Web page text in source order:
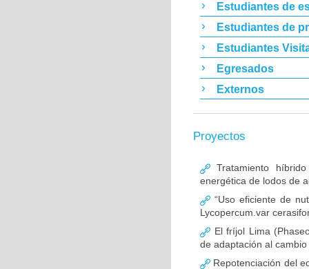
Estudiantes de
Estudiantes de
Estudiantes
Egresados
Externos
Proyectos
Tratamiento
energética de lodos de
“Uso eficiente de
Lycopercum.var
El fríjol Lima
de adaptación al
Repotenciación del